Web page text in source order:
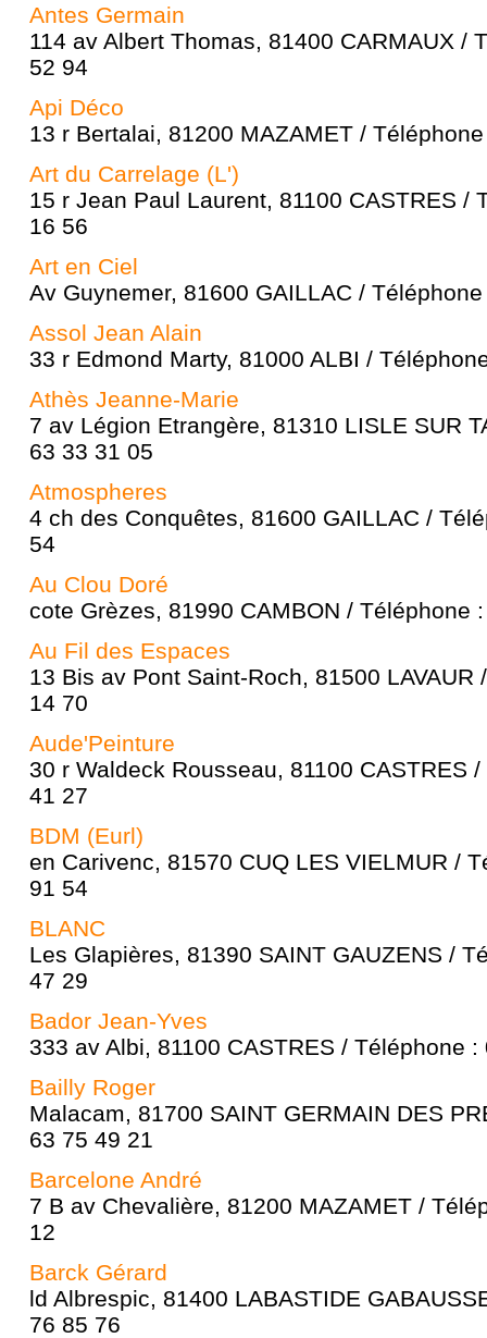
Antes Germain
114 av Albert Thomas, 81400 CARMAUX /
52 94
Api Déco
13 r Bertalai, 81200 MAZAMET /
Art du Carrelage (L')
15 r Jean Paul Laurent, 81100 CASTRES /
16 56
Art en Ciel
Av Guynemer, 81600 GAILLAC /
Assol Jean Alain
33 r Edmond Marty, 81000 ALBI /
Athès Jeanne-Marie
7 av Légion Etrangère, 81310 LISLE SUR
63 33 31 05
Atmospheres
4 ch des Conquêtes, 81600 GAILLAC /
54
Au Clou Doré
cote Grèzes, 81990 CAMBON / Téléphone
Au Fil des Espaces
13 Bis av Pont Saint-Roch, 81500 LAVAUR
14 70
Aude'Peinture
30 r Waldeck Rousseau, 81100 CASTRES
41 27
BDM (Eurl)
en Carivenc, 81570 CUQ LES VIELMUR /
91 54
BLANC
Les Glapières, 81390 SAINT GAUZENS /
47 29
Bador Jean-Yves
333 av Albi, 81100 CASTRES / Téléphone
Bailly Roger
Malacam, 81700 SAINT GERMAIN DES
63 75 49 21
Barcelone André
7 B av Chevalière, 81200 MAZAMET /
12
Barck Gérard
ld Albrespic, 81400 LABASTIDE
76 85 76